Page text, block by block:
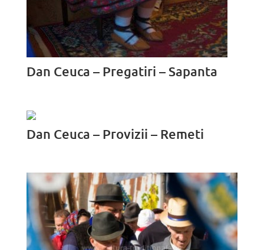
Dan Ceuca – Pregatiri – Sapanta
Dan Ceuca – Provizii – Remeti